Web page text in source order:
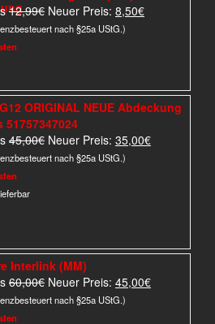
12,99€ Ursprünglicher
Preis
Neuer Preis: 8,50€Aktueller
nach §25a UStG.)
ORIGINAL NEUE Abdeckung
45,00€ Ursprünglicher
Preis
Neuer Preis: 35,00€Aktueller
nach §25a UStG.)
Interlink (MM)
60,00€ Ursprünglicher
Preis
Neuer Preis: 45,00€Aktueller
nach §25a UStG.)